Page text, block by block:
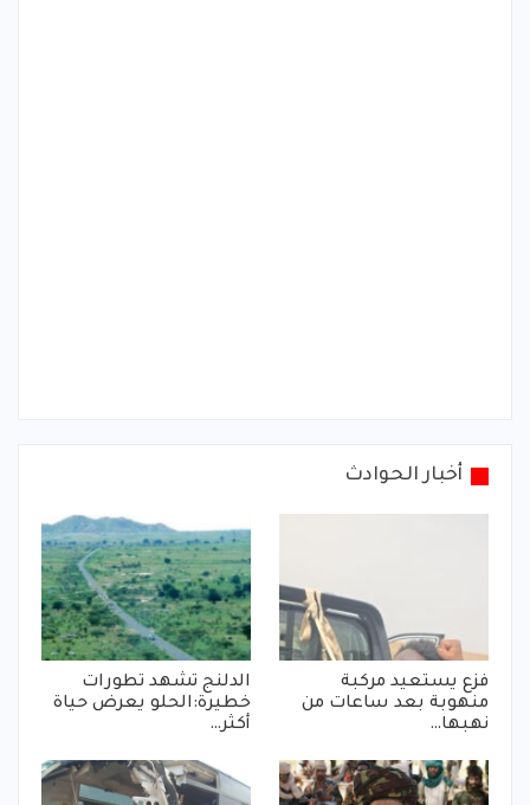
أخبار الحوادث
فزع يستعيد مركبة
منهوبة بعد ساعات من
نهبها…
الدلنج تشهد تطورات
خطيرة:الحلو يعرض حياة
أكثر…